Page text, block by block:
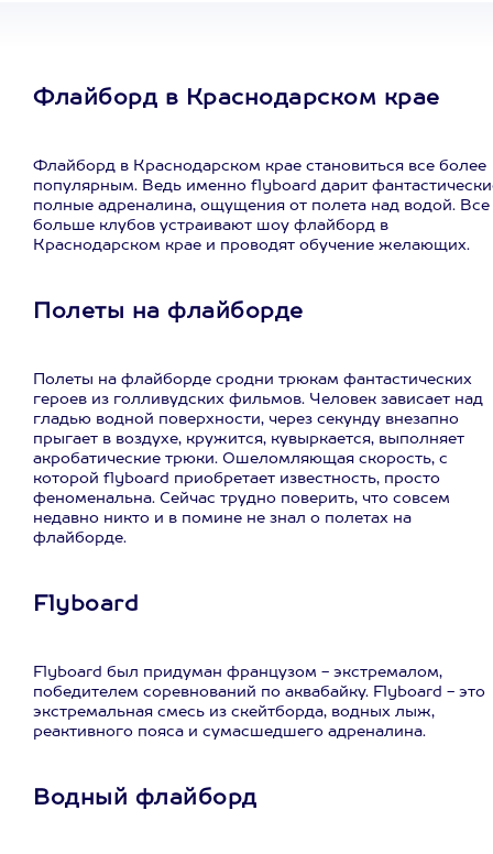
Флайборд в Краснодарском крае
Флайборд в Краснодарском крае становиться все более
популярным. Ведь именно flyboard дарит
полные адреналина, ощущения от полета над водой. Все
больше клубов устраивают шоу флайборд в
Краснодарском крае и проводят обучение желающих.
Полеты на флайборде
Полеты на флайборде сродни трюкам фантастических
героев из голливудских фильмов. Человек зависает над
гладью водной поверхности, через секунду внезапно
прыгает в воздухе, кружится, кувыркается, выполняет
акробатические трюки. Ошеломляющая скорость, с
которой flyboard приобретает известность, просто
феноменальна. Сейчас трудно поверить, что совсем
недавно никто и в помине не знал о полетах на
флайборде.
Flyboard
Flyboard был придуман французом - экстремалом,
победителем соревнований по аквабайку. Flyboard - это
экстремальная смесь из скейтборда, водных лыж,
реактивного пояса и сумасшедшего адреналина.
Водный флайборд